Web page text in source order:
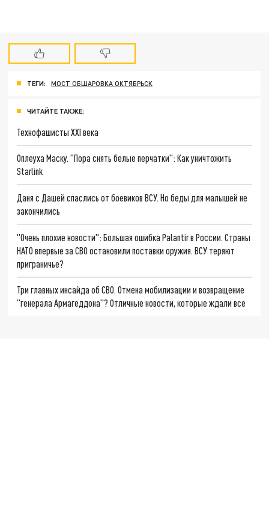
ТЕГИ: МОСТ ОБШАРОВКА ОКТЯБРЬСК
ЧИТАЙТЕ ТАКЖЕ:
Технофашисты XXI века
Оплеуха Маску. "Пора снять белые перчатки": Как уничтожить
Starlink
Даня с Дашей спаслись от боевиков ВСУ. Но беды для малышей не
закончились
"Очень плохие новости": Большая ошибка Palantir в России. Страны
НАТО впервые за СВО остановили поставки оружия. ВСУ теряют
приграничье?
Три главных инсайда об СВО. Отмена мобилизации и возвращение
"генерала Армагеддона"? Отличные новости, которые ждали все